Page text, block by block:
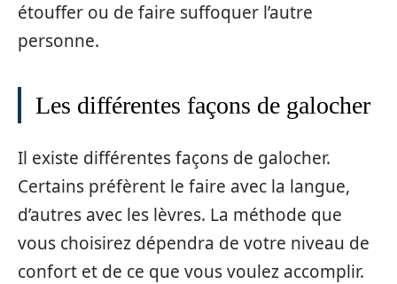
étouffer ou de faire suffoquer l’autre
personne.
Les différentes façons de galocher
Il existe différentes façons de galocher.
Certains préfèrent le faire avec la langue,
d’autres avec les lèvres. La méthode que
vous choisirez dépendra de votre niveau de
confort et de ce que vous voulez accomplir.